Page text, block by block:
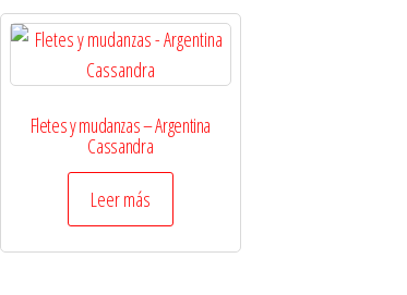
Fletes y mudanzas – Argentina
Cassandra
Leer más